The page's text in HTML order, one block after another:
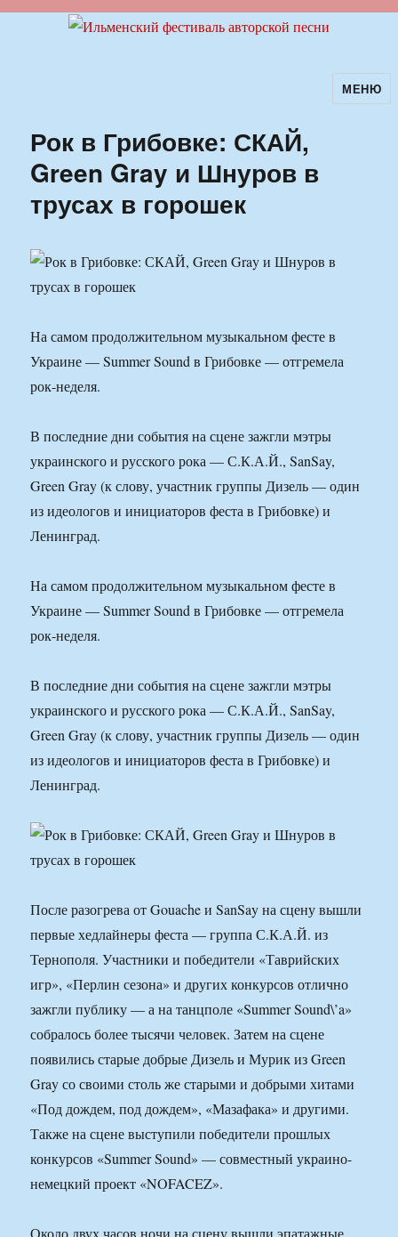
Ильменский фестиваль авторскойМЕНЮ
Рок в Грибовке: СКАЙ,
Green Gray и Шнуров в
трусах в горошек
На самом продолжительном музыкальном фесте в
Украине — Summer Sound в Грибовке — отгремела
рок-неделя.
В последние дни события на сцене зажгли мэтры
украинского и русского рока — С.К.А.Й., SanSay,
Green Gray (к слову, участник группы Дизель — один
из идеологов и инициаторов феста в Грибовке) и
Ленинград.
На самом продолжительном музыкальном фесте в
Украине — Summer Sound в Грибовке — отгремела
рок-неделя.
В последние дни события на сцене зажгли мэтры
украинского и русского рока — С.К.А.Й., SanSay,
Green Gray (к слову, участник группы Дизель — один
из идеологов и инициаторов феста в Грибовке) и
Ленинград.
После разогрева от Gouache и SanSay на сцену вышли
первые хедлайнеры феста — группа С.К.А.Й. из
Тернополя. Участники и победители «Таврийских
игр», «Перлин сезона» и других конкурсов отлично
зажгли публику — а на танцполе «Summer Sound\’a»
собралось более тысячи человек. Затем на сцене
появились старые добрые Дизель и Мурик из Green
Gray со своими столь же старыми и добрыми хитами
«Под дождем, под дождем», «Мазафака» и другими.
Также на сцене выступили победители прошлых
конкурсов «Summer Sound» — совместный украино-
немецкий проект «NOFACEZ».